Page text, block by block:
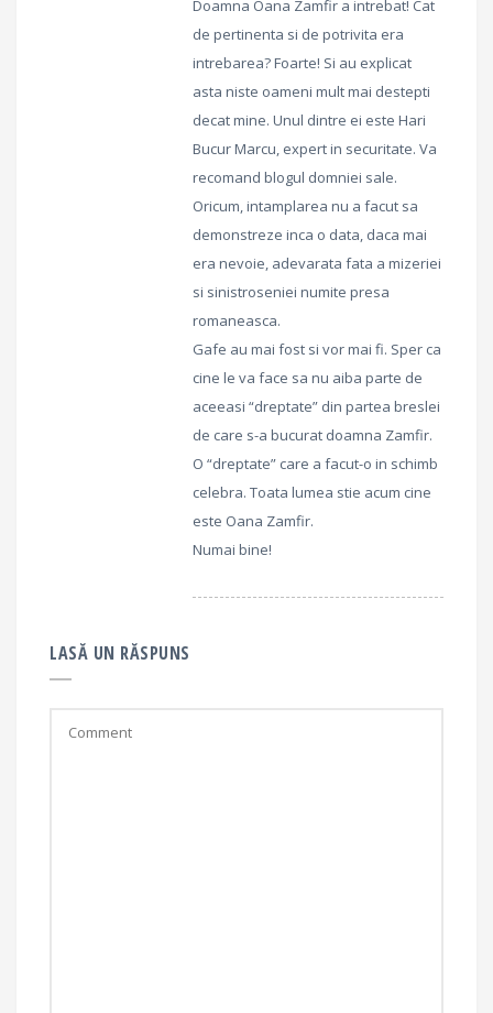
Doamna Oana Zamfir a intrebat! Cat
de pertinenta si de potrivita era
intrebarea? Foarte! Si au explicat
asta niste oameni mult mai destepti
decat mine. Unul dintre ei este Hari
Bucur Marcu, expert in securitate. Va
recomand blogul domniei sale.
Oricum, intamplarea nu a facut sa
demonstreze inca o data, daca mai
era nevoie, adevarata fata a mizeriei
si sinistroseniei numite presa
romaneasca.
Gafe au mai fost si vor mai fi. Sper ca
cine le va face sa nu aiba parte de
aceeasi “dreptate” din partea breslei
de care s-a bucurat doamna Zamfir.
O “dreptate” care a facut-o in schimb
celebra. Toata lumea stie acum cine
este Oana Zamfir.
Numai bine!
LASĂ UN RĂSPUNS